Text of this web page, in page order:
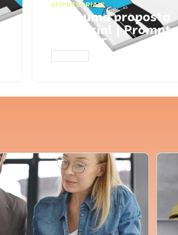
EMPRESARIAIS
Faça uma proposta
comercial | Prompts
ChatGPT